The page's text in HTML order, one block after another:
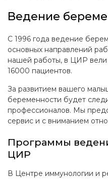
Ведение
С 1996 года ведение
основных направлений
нашей работы, в ЦИР
16000 пациентов.
За развитием вашего
беременности будет
профессионалов. Мы
сервис и с вниманием
Программы
ЦИР
В Центре иммунологии и